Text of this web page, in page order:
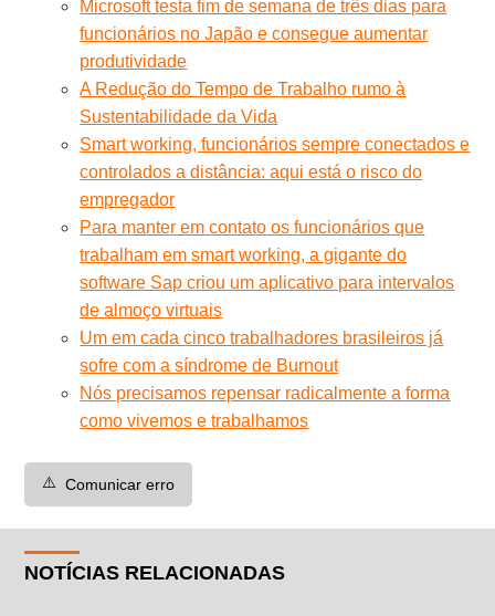
Microsoft testa fim de semana de três dias para
funcionários no Japão e consegue aumentar
produtividade
A Redução do Tempo de Trabalho rumo à
Sustentabilidade da Vida
Smart working, funcionários sempre conectados e
controlados a distância: aqui está o risco do
empregador
Para manter em contato os funcionários que
trabalham em smart working, a gigante do
software Sap criou um aplicativo para intervalos
de almoço virtuais
Um em cada cinco trabalhadores brasileiros já
sofre com a síndrome de Burnout
Nós precisamos repensar radicalmente a forma
como vivemos e trabalhamos
⚠️ Comunicar erro
NOTÍCIAS RELACIONADAS